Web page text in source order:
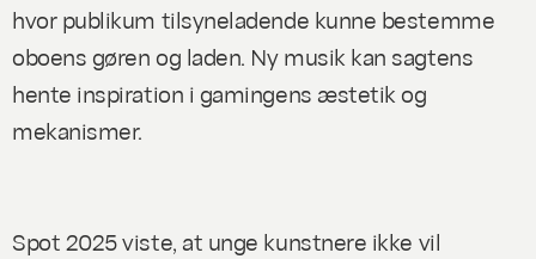
hvor publikum tilsyneladende kunne bestemme
oboens gøren og laden. Ny musik kan sagtens
hente inspiration i gamingens æstetik og
mekanismer.
Spot 2025 viste, at unge kunstnere ikke vil